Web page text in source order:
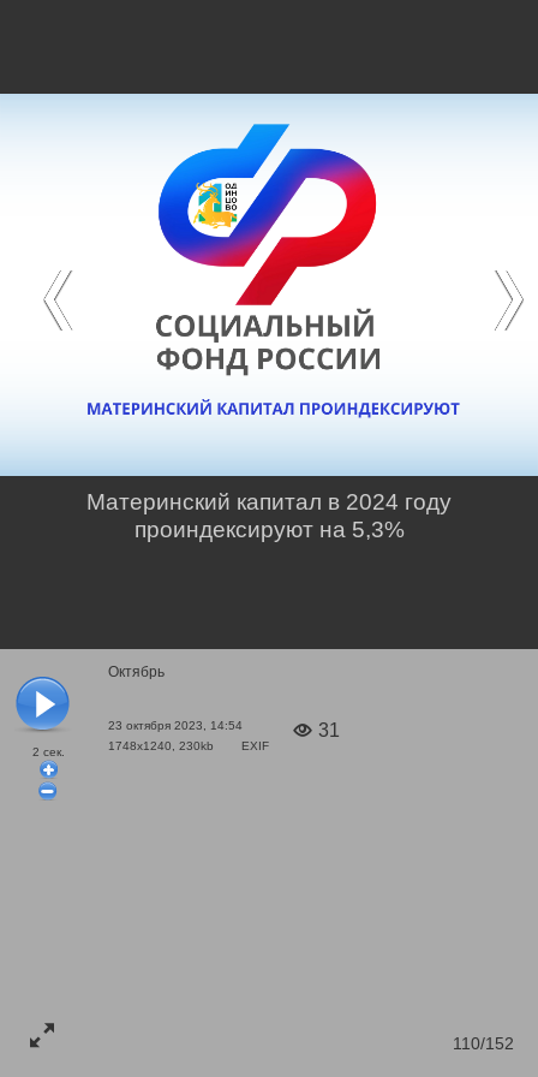
2 сек.
Октябрь
23 октября 2023, 14:54
1748x1240, 230kb
EXIF
31
110/152
Материнский капитал в 2024 году
проиндексируют на 5,3%